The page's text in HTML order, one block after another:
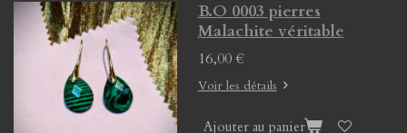
B.O 0003 pierres
Malachite véritable
16,00 €
Voir les détails
Ajouter au panier